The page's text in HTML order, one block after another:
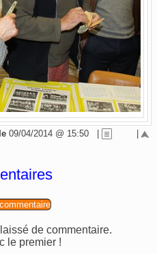
09/04/2014 @ 15:50 | |
de commentaire.
le premier !